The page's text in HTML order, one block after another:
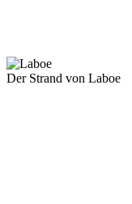
Der Strand von Laboe